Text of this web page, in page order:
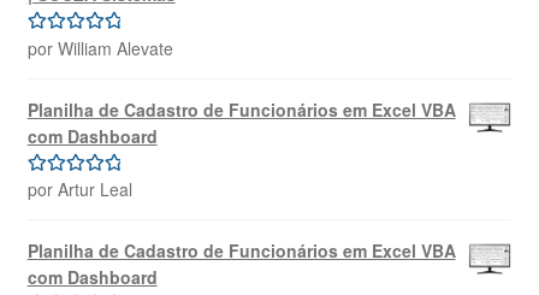
Avaliação5
por William Alevate
Planilha de Cadastro de Funcionários em Excel VBA
com Dashboard
Avaliação 5
por Artur Leal
Planilha de Cadastro de Funcionários em Excel VBA
com Dashboard